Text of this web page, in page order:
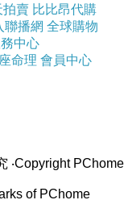
拍賣 比比昂代購
聯播網 全球購物
中心
命理 會員中心
‧Copyright PChome
of PChome